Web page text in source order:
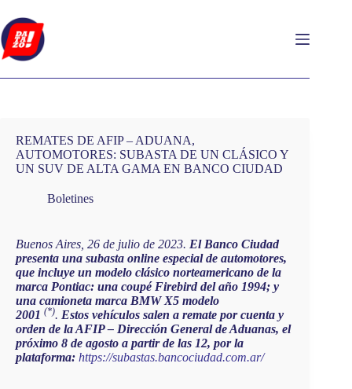
contenido
REMATES DE AFIP – ADUANA,
AUTOMOTORES: SUBASTA DE UN CLÁSICO Y
UN SUV DE ALTA GAMA EN BANCO CIUDAD
Boletines
Buenos Aires, 26 de julio de 2023. El Banco Ciudad
presenta una subasta online especial de automotores,
que incluye un modelo clásico norteamericano de la
marca Pontiac: una coupé Firebird del año 1994; y
una camioneta marca BMW X5 modelo
2001 (*). Estos vehículos salen a remate por cuenta y
orden de la AFIP – Dirección General de Aduanas, el
próximo 8 de agosto a partir de las 12, por la
plataforma: https://subastas.bancociudad.com.ar/